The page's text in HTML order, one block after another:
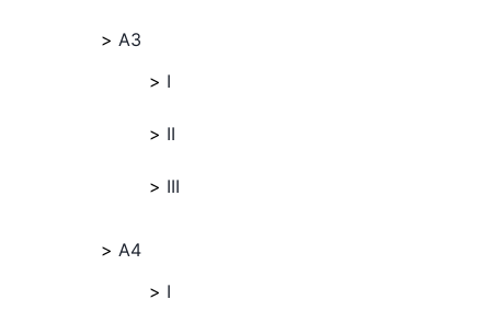
A3
I
II
III
A4
I